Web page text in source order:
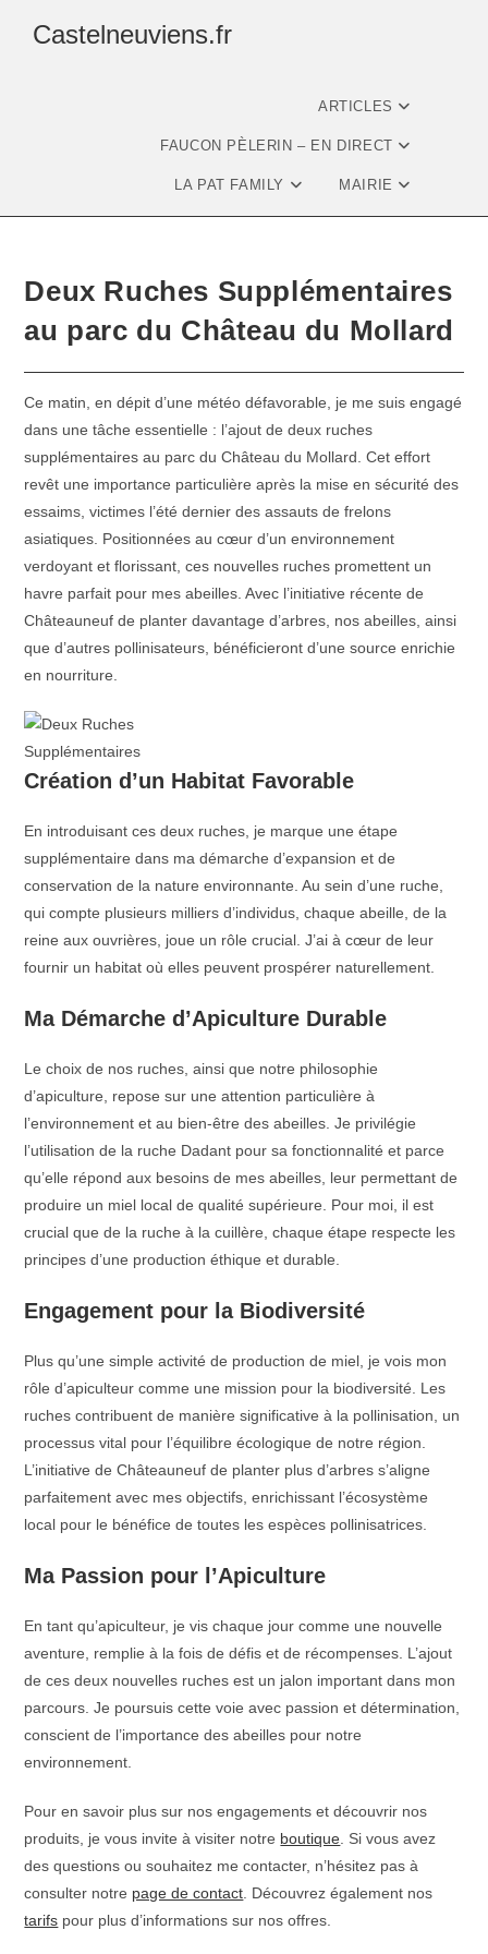
Castelneuviens.fr
ARTICLES
FAUCON PÈLERIN – EN DIRECT
LA PAT FAMILY MAIRIE
Deux Ruches Supplémentaires
au parc du Château du Mollard
Ce matin, en dépit d’une météo défavorable, je me suis engagé
dans une tâche essentielle : l’ajout de deux ruches
supplémentaires au parc du Château du Mollard. Cet effort
revêt une importance particulière après la mise en sécurité des
essaims, victimes l’été dernier des assauts de frelons
asiatiques. Positionnées au cœur d’un environnement
verdoyant et florissant, ces nouvelles ruches promettent un
havre parfait pour mes abeilles. Avec l’initiative récente de
Châteauneuf de planter davantage d’arbres, nos abeilles, ainsi
que d’autres pollinisateurs, bénéficieront d’une source enrichie
en nourriture.
Création d’un Habitat Favorable
En introduisant ces deux ruches, je marque une étape
supplémentaire dans ma démarche d’expansion et de
conservation de la nature environnante. Au sein d’une ruche,
qui compte plusieurs milliers d’individus, chaque abeille, de la
reine aux ouvrières, joue un rôle crucial. J’ai à cœur de leur
fournir un habitat où elles peuvent prospérer naturellement.
Ma Démarche d’Apiculture Durable
Le choix de nos ruches, ainsi que notre philosophie
d’apiculture, repose sur une attention particulière à
l’environnement et au bien-être des abeilles. Je privilégie
l’utilisation de la ruche Dadant pour sa fonctionnalité et parce
qu’elle répond aux besoins de mes abeilles, leur permettant de
produire un miel local de qualité supérieure. Pour moi, il est
crucial que de la ruche à la cuillère, chaque étape respecte les
principes d’une production éthique et durable.
Engagement pour la Biodiversité
Plus qu’une simple activité de production de miel, je vois mon
rôle d’apiculteur comme une mission pour la biodiversité. Les
ruches contribuent de manière significative à la pollinisation, un
processus vital pour l’équilibre écologique de notre région.
L’initiative de Châteauneuf de planter plus d’arbres s’aligne
parfaitement avec mes objectifs, enrichissant l’écosystème
local pour le bénéfice de toutes les espèces pollinisatrices.
Ma Passion pour l’Apiculture
En tant qu’apiculteur, je vis chaque jour comme une nouvelle
aventure, remplie à la fois de défis et de récompenses. L’ajout
de ces deux nouvelles ruches est un jalon important dans mon
parcours. Je poursuis cette voie avec passion et détermination,
conscient de l’importance des abeilles pour notre
environnement.
Pour en savoir plus sur nos engagements et découvrir nos
produits, je vous invite à visiter notre boutique . Si vous avez
des questions ou souhaitez me contacter, n’hésitez pas à
consulter notre page de contact . Découvrez également nos
tarifs pour plus d’informations sur nos offres.